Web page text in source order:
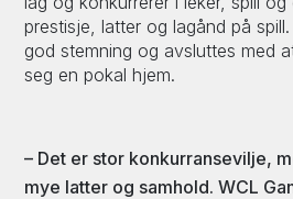
prestisje, latter og lagånd på
god stemning og avsluttes med
seg en pokal hjem.
– Det er stor konkurransevilje,
mye latter og samhold. WCL